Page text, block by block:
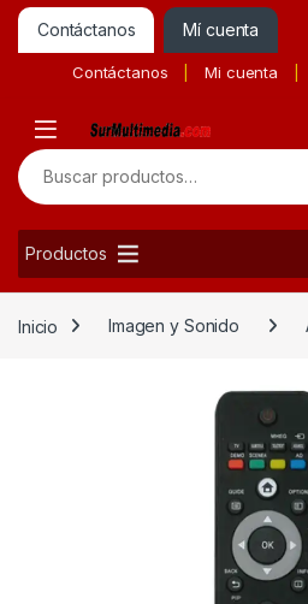
Contáctanos Mí cuenta
Contáctanos Mi cuenta
Buscar por:
Productos
Inicio Imagen y Sonido